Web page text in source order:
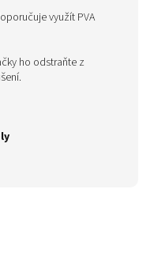
využít PVA
ho odstraňte z